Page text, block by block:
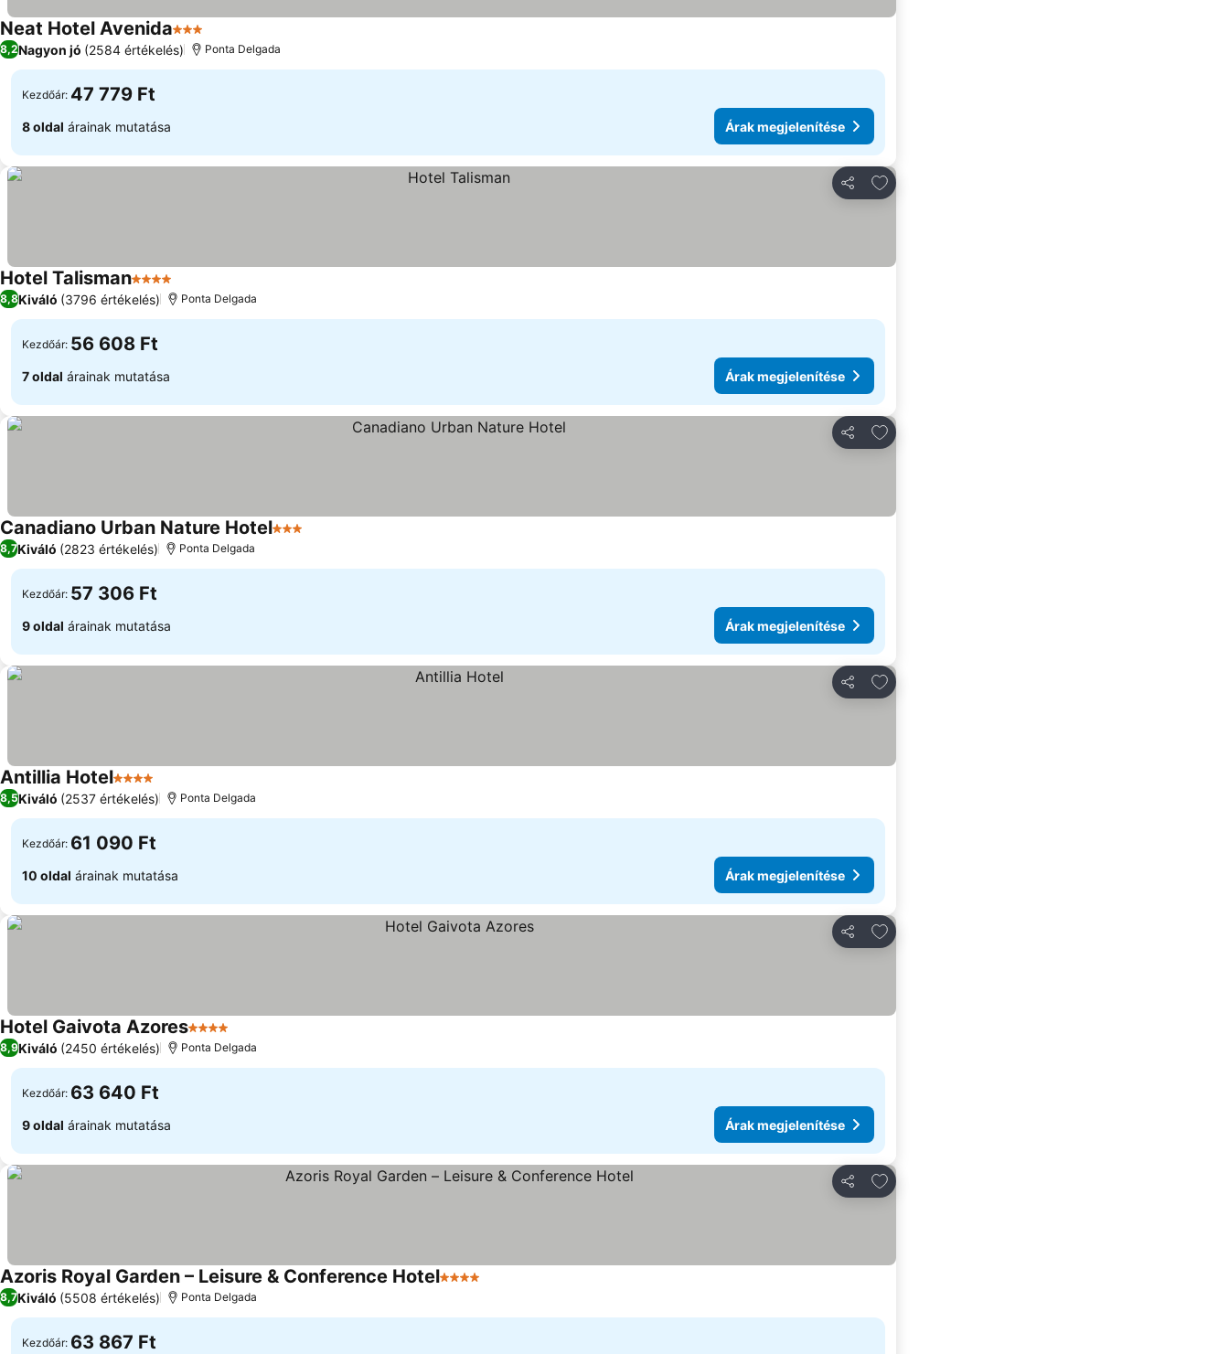
Neat Hotel Avenida3 Kategória
8,2Nagyon jó (2584 értékelés) Ponta Delgada
Kezdőár: 47 779 Ft
8 oldal árainak mutatása Árak megjelenítése
Megosztás
Hozzáadás a kedvencekhez
Hotel Talisman4 KategóriaÁrak megjelenítése
8,8Kiváló (3796 értékelés) Ponta Delgada
Kezdőár: 56 608 Ft
7 oldal árainak mutatása Árak megjelenítése
Megosztás
Hozzáadás a kedvencekhez
Canadiano Urban Nature Hotel3 Kategória
8,7Kiváló (2823 értékelés) Ponta Delgada
Kezdőár: 57 306 Ft
9 oldal árainak mutatása Árak megjelenítése
Megosztás
Hozzáadás a kedvencekhez
Antillia Hotel4 KategóriaÁrak megjelenítése
8,5Kiváló (2537 értékelés) Ponta Delgada
Kezdőár: 61 090 Ft
10 oldal árainak mutatása Árak megjelenítése
Megosztás
Hozzáadás a kedvencekhez
Hotel Gaivota Azores4 Kategória
8,9Kiváló (2450 értékelés) Ponta Delgada
Kezdőár: 63 640 Ft
9 oldal árainak mutatása Árak megjelenítése
Megosztás
Hozzáadás a kedvencekhez
Azoris Royal Garden – Leisure & Conference Hotel4 Kategória
8,7Kiváló (5508 értékelés) Ponta Delgada
Kezdőár: 63 867 Ft